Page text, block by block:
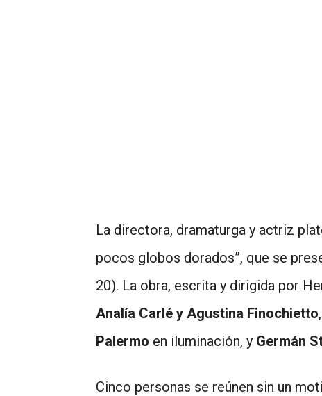
La directora, dramaturga y actriz
pocos globos dorados”, que se
20). La obra, escrita y dirigida por
Analía Carlé y Agustina Finochietto
Palermo en iluminación, y Germán
Cinco personas se reúnen sin un